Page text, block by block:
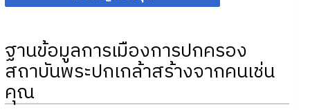
ฐานข้อมูลการเมืองการปกครอง
สถาบันพระปกเกล้าสร้างจากคนเช่น
คุณ